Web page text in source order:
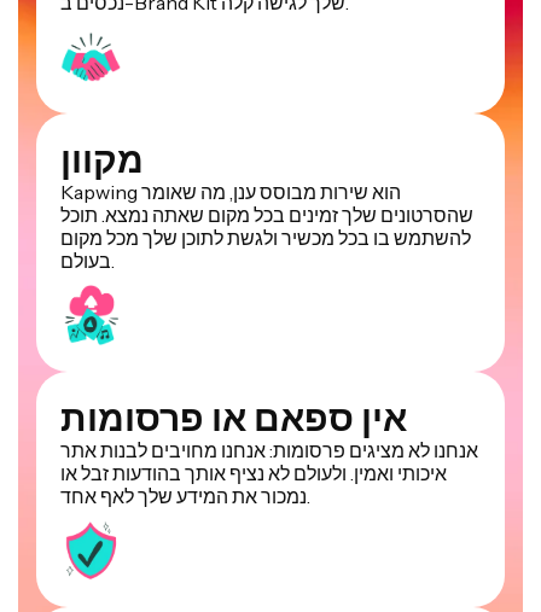
מקוון
Kapwing הוא שירות מבוסס ענן, מה שאומר
שהסרטונים שלך זמינים בכל מקום שאתה נמצא. תוכל
להשתמש בו בכל מכשיר ולגשת לתוכן שלך מכל מקום
אין ספאם או פרסומות
אנחנו לא מציגים פרסומות: אנחנו מחויבים לבנות אתר
איכותי ואמין. ולעולם לא נציף אותך בהודעות זבל או